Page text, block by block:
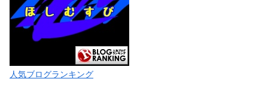
人気ブログランキング